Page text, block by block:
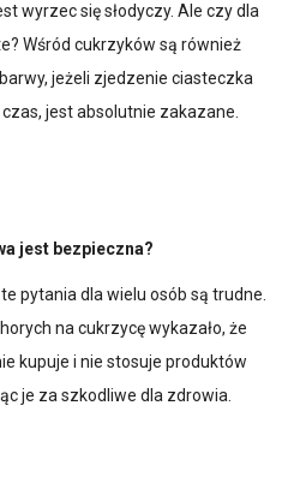
wyrzec się słodyczy. Ale czy dla
Wśród cukrzyków są również
jeżeli zjedzenie ciasteczka
jest absolutnie zakazane.
jest bezpieczna?
pytania dla wielu osób są trudne.
na cukrzycę wykazało, że
kupuje i nie stosuje produktów
je za szkodliwe dla zdrowia.